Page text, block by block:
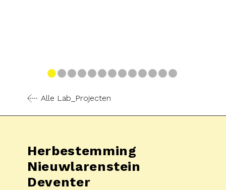
Alle Lab_Projecten
Herbestemming
Nieuwlarenstein
Deventer